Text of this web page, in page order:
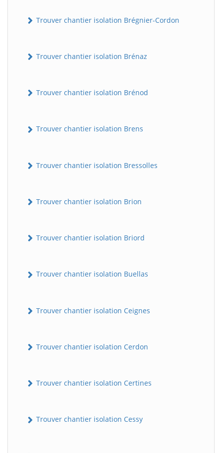
Trouver chantier isolation Brégnier-Cordon
Trouver chantier isolation Brénaz
Trouver chantier isolation Brénod
Trouver chantier isolation Brens
Trouver chantier isolation Bressolles
Trouver chantier isolation Brion
Trouver chantier isolation Briord
Trouver chantier isolation Buellas
Trouver chantier isolation Ceignes
Trouver chantier isolation Cerdon
Trouver chantier isolation Certines
Trouver chantier isolation Cessy